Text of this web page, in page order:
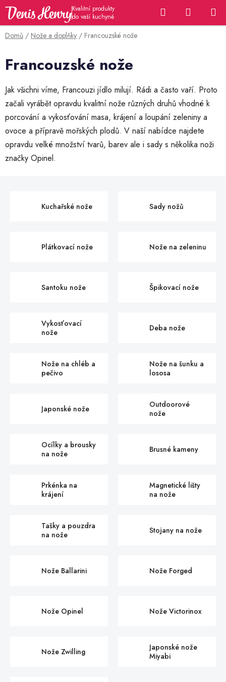
Přejít
obsah
Hledat
KOŠÍK
Domů / Nože a doplňky / Francouzské nože
Francouzské nože
Jak všichni víme, Francouzi jídlo milují. Rádi a často vaří. Proto
začali vyrábět opravdu kvalitní nože různých druhů vhodné k
porcování a vykosťování masa, krájení a loupání zeleniny a
ovoce a přípravě mořských plodů. V naší nabídce najdete
opravdu velké množství tvarů, barev ale i sady s několika noži
značky Opinel.
Kuchařské nože Sady nožů
Plátkovací nože Nože na zeleninu
Santoku nože Špikovací nože
Vykosťovací
nože
Deba nože
Nože na chléb a
pečivo
Nože na šunku a
lososa
Japonské nože
Outdoorové
nože
Ocílky a brousky
na nože
Brusné kameny
Prkénka na
krájení
Magnetické lišty
na nože
Tašky a pouzdra
na nože
Stojany na nože
Nože Ballarini Nože Forged
Nože Opinel Nože Victorinox
Nože Zwilling
Japonské nože
Miyabi